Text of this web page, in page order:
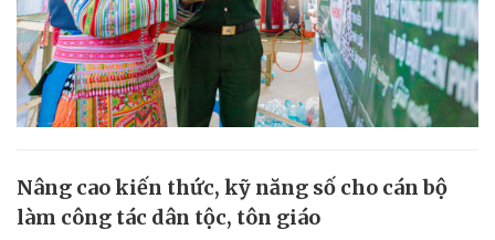
Nâng cao kiến thức, kỹ năng số cho cán bộ
làm công tác dân tộc, tôn giáo